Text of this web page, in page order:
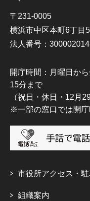
〒231-0005
横浜市中区本町6丁目
法人番号：
開庁時間：月曜日か
15分まで
（祝日・休日・12月
※一部の窓口では開
市役所アクセス・
組織案内